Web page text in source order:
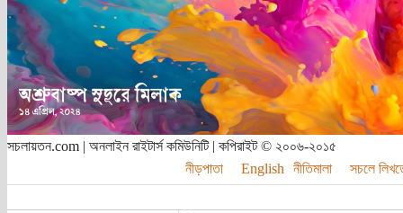
সচলায়তন.com | অনলাইন রাইটার্স কমিউনিটি | কপিরাইট © ২০০৬-২০১৫
নীড়পাতা
English নীতিমালা সচলে